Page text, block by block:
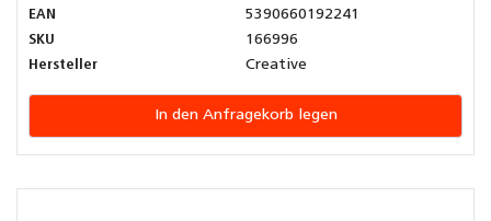
EAN
5390660192241
SKU
166996
Hersteller
Creative
In den Anfragekorb legen